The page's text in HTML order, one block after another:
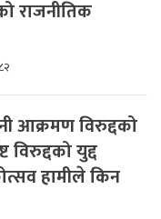
राजनीतिक
आक्रमण विरुद्दको
विरुद्दको युद्द
हामीले किन